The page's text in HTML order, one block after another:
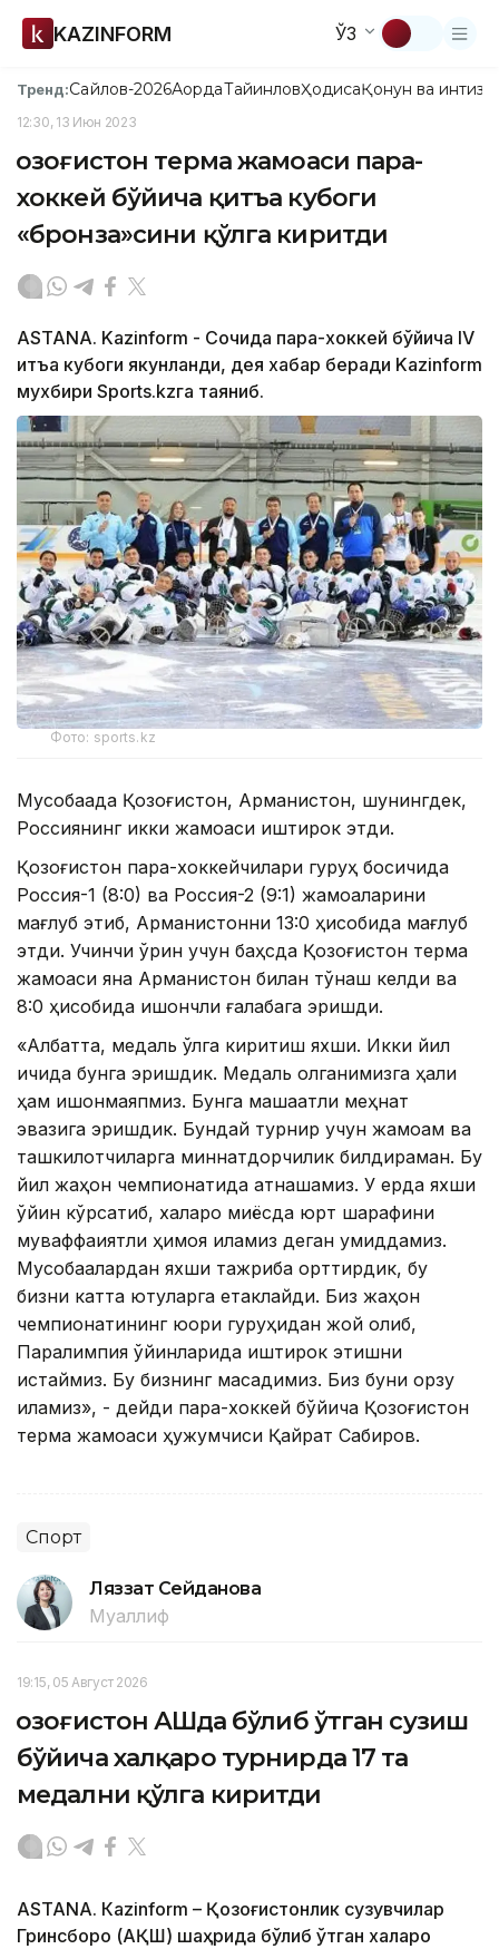
KAZINFORM ЎЗ
Тренд:Сайлов-2026АқордаТайинловҲодисаҚонун ва
12:30, 13 Июн 2023
Қозоғистон терма жамоаси пара-
хоккей бўйича қитъа кубоги
«бронза»сини қўлга киритди
ASTANA. Kazinform - Сочида пара-хоккей бўйича IV
қитъа кубоги якунланди, дея хабар беради Kazinform
мухбири Sports.kzга таяниб.
Фото: sports.kz
Мусобақада Қозоғистон, Арманистон, шунингдек,
Россиянинг икки жамоаси иштирок этди.
Қозоғистон пара-хоккейчилари гуруҳ босқичида
Россия-1 (8:0) ва Россия-2 (9:1) жамоаларини
мағлуб этиб, Арманистонни 13:0 ҳисобида мағлуб
этди. Учинчи ўрин учун баҳсда Қозоғистон терма
жамоаси яна Арманистон билан тўқнаш келди ва
8:0 ҳисобида ишончли ғалабага эришди.
«Албатта, медаль қўлга киритиш яхши. Икки йил
ичида бунга эришдик. Медаль олганимизга ҳали
ҳам ишонмаяпмиз. Бунга машаққатли меҳнат
эвазига эришдик. Бундай турнир учун жамоам ва
ташкилотчиларга миннатдорчилик билдираман. Бу
йил жаҳон чемпионатида қатнашамиз. У ерда яхши
ўйин кўрсатиб, халқаро миқёсда юрт шарафини
муваффақиятли ҳимоя қиламиз деган умиддамиз.
Мусобақалардан яхши тажриба орттирдик, бу
бизни катта ютуқларга етаклайди. Биз жаҳон
чемпионатининг юқори гуруҳидан жой олиб,
Паралимпия ўйинларида иштирок этишни
истаймиз. Бу бизнинг мақсадимиз. Биз буни орзу
қиламиз», - дейди пара-хоккей бўйича Қозоғистон
терма жамоаси ҳужумчиси Қайрат Сабиров.
Спорт
Ляззат Сейданова
Муаллиф
19:15, 05 Август 2026
Қозоғистон АҚШда бўлиб ўтган сузиш
бўйича халқаро турнирда 17 та
медални қўлга киритди
ASTANА. Кazinform – Қозоғистонлик сузувчилар
Гринсборо (АҚШ) шаҳрида бўлиб ўтган халқаро